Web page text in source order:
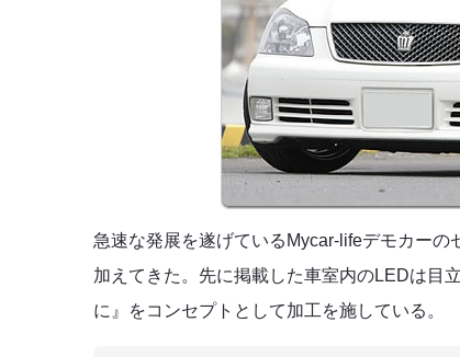
急速な発展を遂げているMycar-lifeデモカー
加えてきた。先に掲載した車室内のLEDは目
に』をコンセプトとして加工を施している。